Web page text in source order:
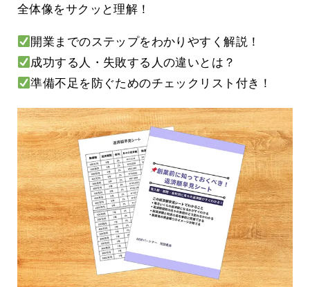
全体像をサクッと理解！
開業までのステップをわかりやすく解説！
成功する人・失敗する人の違いとは？
準備不足を防ぐためのチェックリスト付き！